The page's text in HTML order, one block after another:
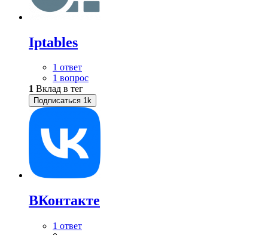
Iptables
1 ответ
1 вопрос
1 Вклад в тег
Подписаться 1k
ВКонтакте
1 ответ